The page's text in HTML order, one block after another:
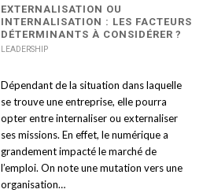
EXTERNALISATION OU
INTERNALISATION : LES FACTEURS
DÉTERMINANTS À CONSIDÉRER ?
LEADERSHIP
Dépendant de la situation dans laquelle
se trouve une entreprise, elle pourra
opter entre internaliser ou externaliser
ses missions. En effet, le numérique a
grandement impacté le marché de
l’emploi. On note une mutation vers une
organisation…